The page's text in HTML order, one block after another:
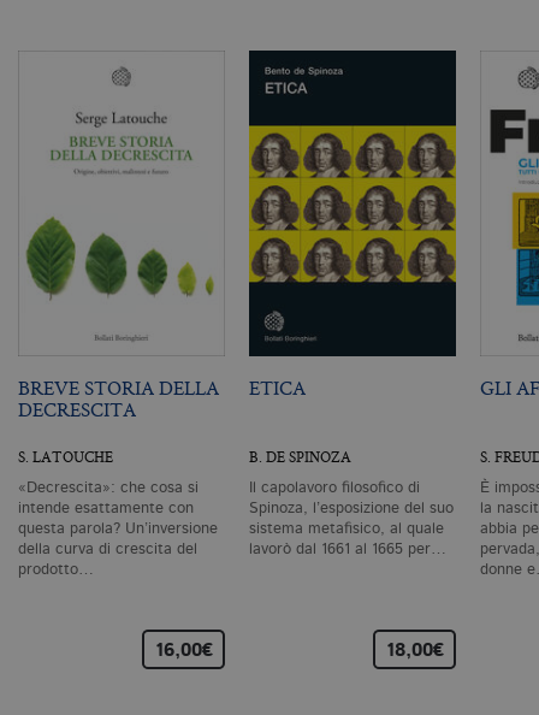
BREVE STORIA DELLA
DECRESCITA
S. LATOUCHE
«Decrescita»: che cosa si
intende esattamente con
questa parola? Un’inversione
della curva di crescita del
prodotto…
16,00€
ETICA
B. DE SPINOZA
Il capolavoro filosofico di
Spinoza, l’esposizione del suo
sistema metafisico, al quale
lavorò dal 1661 al 1665 per…
18,00€
GLI
S.
È
la
abbia
donne